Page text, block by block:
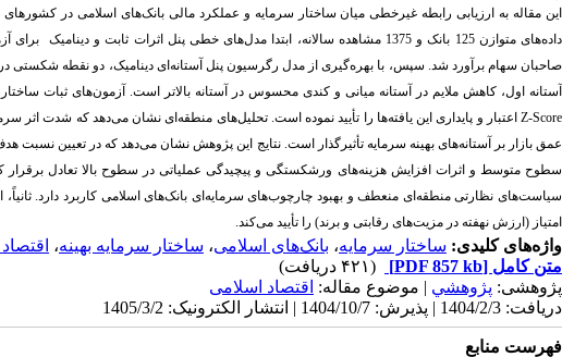
این مقالهبه ارزیابی رابطه غیرخطی میان ساختار سرمایه و عملکرد مالی بانک‌های اسلامی در
داده‌های متوازن125 بانک و 1375 مشاهده سالانه، ابتدا مدل‌های خطی پنل اثرات ثابت و دینامیک برای
صاحبان سهام برآورد شد. سپس، با بهره‌گیری از مدل رگرسیون پنل آستانه‌ای دینامیک، دو نقطه
آستانه اول، کاهش ملایم در آستانه میانی و کندی محسوس در آستانه بالاتر است. آزمون‌های ثبات
Z‑Score اعتبار و پایداری این یافته‌ها را تأیید نموده است . تحلیل‌های منطقه‌ای نشان می‌دهد که شدت اثر
عمق بازار بر آستانه‌های بهینه سرمایه تأثیرگذار است. نتایج این پژوهش نشان می‌دهد که در تعیین نسبت
سطوح متوسط و اثرات افزایش هزینه‌های ورشکستگی و پیچیدگی عملیاتی در سطوح بالا تعادل برقرار
سیاست‌های نظارتی منطقه‌ای منعطف و بهبود چارچوب‌های سرمایه‌ای بانک‌های اسلامی کاربرد دارد.
امتیاز (ارزش نهفته در مزیت‌های رقابتی و برند) را تأیید می‌کند.
واژه‌های کلیدی: ساختار سرمایه، بانک‌های اسلامی، ساختار سرمایه بهینه،
متن کامل [PDF 857 kb]
(۴۲۱ دریافت)
پژوهشی: پژوهشي | موضوع مقاله: اقتصاد اسلامی
دریافت: 1404/2/3 | پذیرش: 1404/10/7 | انتشار الکترونیک: 1405/3/2
فهرست منابع